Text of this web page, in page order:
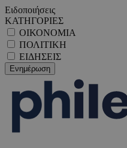
Ειδοποιήσεις
ΚΑΤΗΓΟΡΙΕΣ
ΟΙΚΟΝΟΜΙΑ
ΠΟΛΙΤΙΚΗ
ΕΙΔΗΣΕΙΣ